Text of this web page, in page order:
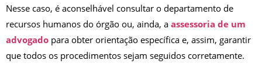
Nesse caso, é aconselhável consultar o departamento de
recursos humanos do órgão ou, ainda, a assessoria de um
advogado para obter orientação específica e, assim, garantir
que todos os procedimentos sejam seguidos corretamente.